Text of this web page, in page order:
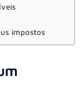
impostos